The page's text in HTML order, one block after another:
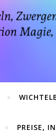
PREISE,